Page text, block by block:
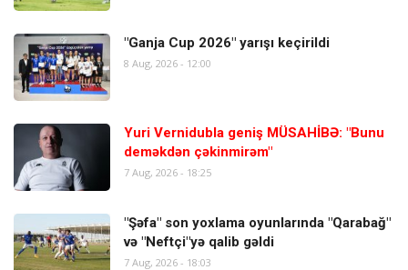
"Ganja Cup 2026" yarışı keçirildi
8 Aug, 2026 - 12:00
Yuri Vernidubla geniş MÜSAHİBƏ: "Bunu
deməkdən çəkinmirəm"
7 Aug, 2026 - 18:25
"Şəfa" son yoxlama oyunlarında "Qarabağ"
və "Neftçi"yə qalib gəldi
7 Aug, 2026 - 18:03